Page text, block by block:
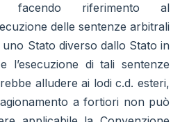
facendo riferimento al
delle sentenze arbitrali
Stato diverso dallo Stato in
l’esecuzione di tali sentenze
alludere ai lodi c.d. esteri,
a fortiori non può